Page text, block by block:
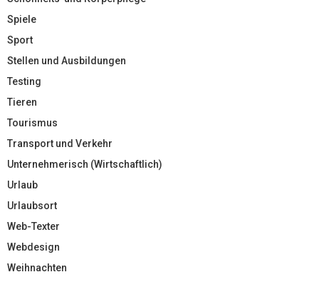
Spiele
Sport
Stellen und Ausbildungen
Testing
Tieren
Tourismus
Transport und Verkehr
Unternehmerisch (Wirtschaftlich)
Urlaub
Urlaubsort
Web-Texter
Webdesign
Weihnachten